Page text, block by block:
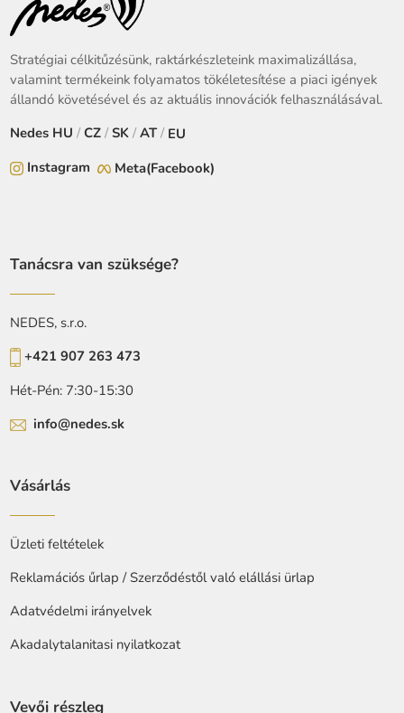
Stratégiai célkitűzésünk, raktárkészleteink maximalizállása,
valamint termékeink folyamatos tökéletesítése a piaci igények
állandó követésével és az aktuális innovációk felhasználásával.
Nedes HU /CZ /SK / AT/ EU
Instagram
Meta(Facebook)
Tanácsra van szüksége?
NEDES, s.r.o.
+421 907 263 473
Hét-Pén: 7:30-15:30
info@nedes.sk
Vásárlás
Üzleti feltételek
Reklamációs űrlap / Szerződéstől való elállási ürlap
Adatvédelmi irányelvek
Akadalytalanitasi nyilatkozat
Vevői részleg